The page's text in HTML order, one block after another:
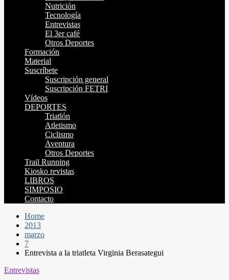
Nutrición
Tecnología
Entrevistas
El 3er café
Otros Deportes
Formación
Material
Suscríbete
Suscripción general
Suscripción FETRI
Vídeos
DEPORTES
Triatlón
Atletismo
Ciclismo
Aventura
Otros Deportes
Trail Running
Kiosko revistas
LIBROS
SIMPOSIO
Contacto
Home
2013
marzo
7
Entrevista a la triatleta Virginia Berasategui
Entrevistas